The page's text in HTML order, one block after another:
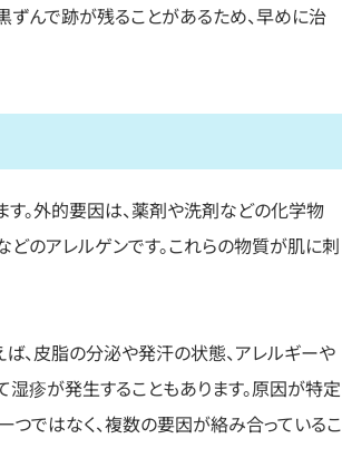
ずんで跡が残ることがあるため、早めに治
。外的要因は、薬剤や洗剤などの化学物
などのアレルゲンです。これらの物質が肌に刺
、皮脂の分泌や発汗の状態、アレルギーや
疹が発生することもあります。原因が特定
ではなく、複数の要因が絡み合っているこ